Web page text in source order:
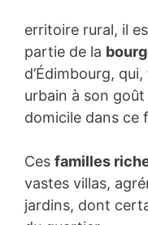
erritoire rural, il
partie de la
d’Édimbourg,
urbain à son
domicile dans ce
Ces familles
vastes villas,
jardins, dont